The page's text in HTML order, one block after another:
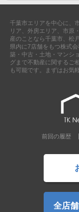
千葉市エリアを中心に、
リア、外房エリア、市原
産のことなら千葉市、松
県内に7店舗をもつ株式
築・中古・土地・マンシ
グまで不動産に関するご
も可能です。まずはお気
前回の履歴
全店
神奈川支店
沖縄支
スタッフ紹介
千葉本店 松戸支店
お問い合わせ
新築一戸建